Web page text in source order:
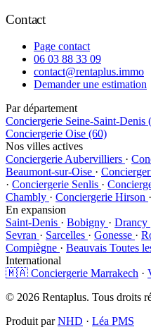
Contact
Page contact
06 03 88 33 09
contact@rentaplus.immo
Demander une estimation
Par département
Conciergerie Seine-Saint-Denis
Conciergerie Oise (60)
Nos villes actives
Conciergerie Aubervilliers ·
Beaumont-sur-Oise ·
· Conciergerie Senlis ·
Chambly · Conciergerie Hirson ·
En expansion
Saint-Denis · Bobigny · Drancy
Sevran · Sarcelles · Gonesse ·
Compiègne · Beauvais Toutes
International
🇲🇦 Conciergerie Marrakech ·
© 2026 Rentaplus. Tous droits
Produit parNHD · Léa PMS